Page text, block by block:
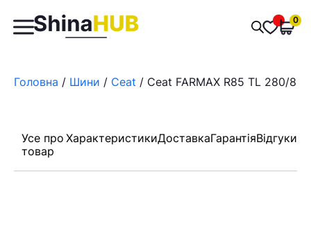
Пошук
товарів
0
Головна / Шини / Ceat / Ceat FARMAX R85 TL 280/85
Усе про
товар
ХарактеристикиДоставкаГарантіяВідгуки